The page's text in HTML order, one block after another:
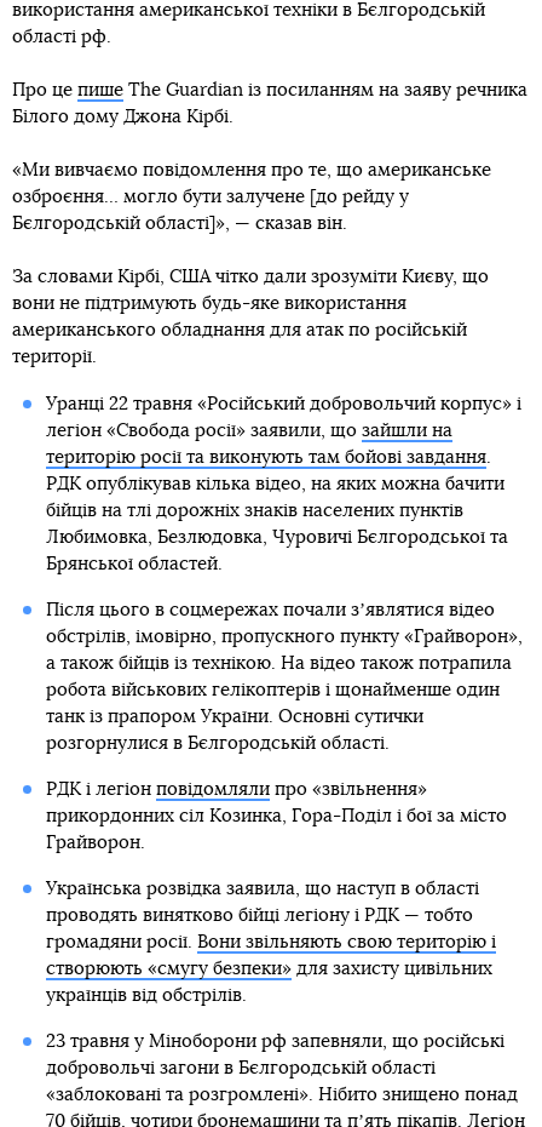
використання американської техніки в Бєлгородській
області рф.
Про це пише The Guardian із посиланням на заяву речника
Білого дому Джона Кірбі.
«Ми вивчаємо повідомлення про те, що американське
озброєння… могло бути залучене [до рейду у
Бєлгородській області]», — сказав він.
За словами Кірбі, США чітко дали зрозуміти Києву, що
вони не підтримують будь-яке використання
американського обладнання для атак по російській
території.
Уранці 22 травня «Російський добровольчий корпус» і
легіон «Свобода росії» заявили, що зайшли на
територію росії та виконують там бойові завдання.
РДК опублікував кілька відео, на яких можна бачити
бійців на тлі дорожніх знаків населених пунктів
Любимовка, Безлюдовка, Чуровичі Бєлгородської та
Брянської областей.
Після цього в соцмережах почали зʼявлятися відео
обстрілів, імовірно, пропускного пункту «Грайворон»,
а також бійців із технікою. На відео також потрапила
робота військових гелікоптерів і щонайменше один
танк із прапором України. Основні сутички
розгорнулися в Бєлгородській області.
РДК і легіон повідомлялипро «звільнення»
прикордонних сіл Козинка, Гора-Поділ і бої за місто
Грайворон.
Українська розвідка заявила, що наступ в області
проводять винятково бійці легіону і РДК — тобто
громадяни росії. Вони звільняють свою територію і
створюють «смугу безпеки»для захисту цивільних
українців від обстрілів.
23 травня у Міноборони рф запевняли, що російські
добровольчі загони в Бєлгородській області
«заблоковані та розгромлені». Нібито знищено понад
70 бійців, чотири бронемашини та пʼять пікапів. Легіон